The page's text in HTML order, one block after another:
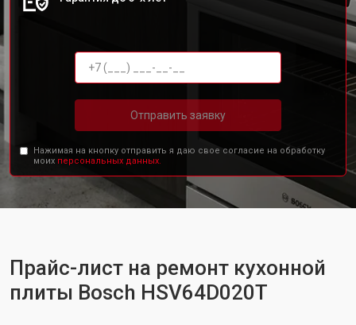
Отправить заявку
Нажимая на кнопку отправить я даю свое согласие на обработку
моих персональных данных.
Прайс-лист на ремонт кухонной
плиты Bosch HSV64D020T